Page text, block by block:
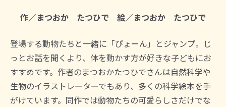
作／まつおか たつひで 絵／まつおか たつひで
登場する動物たちと一緒に「ぴょーん」とジャンプ。じ
っとお話を聞くより、体を動かす方が好きな子どもにお
すすめです。作者のまつおかたつひでさんは自然科学や
生物のイラストレーターでもあり、多くの科学絵本を手
がけています。同作では動物たちの可愛らしさだけでな